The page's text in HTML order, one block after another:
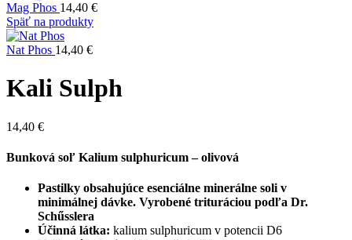
Mag Phos 14,40 €
Späť na produkty
Nat Phos 14,40 €
Kali Sulph
14,40 €
Bunková soľ Kalium sulphuricum – olivová
Pastilky obsahujúce esenciálne minerálne soli v
minimálnej dávke. Vyrobené trituráciou podľa Dr.
Schűsslera
Účinná látka: ​ kalium sulphuricum v potencii D6